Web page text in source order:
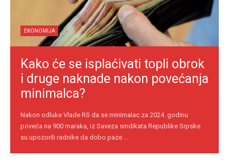
EKONOMIJA
Kako će se isplaćivati topli obrok
i druge naknade nakon povećanja
minimalca?
Nakon odluke Vlade RS da se minimalac za 2024. godinu
poveća na 900 maraka, iz Saveza sindikata Republike Srpske
su upozorili radnike da dobo paze ...